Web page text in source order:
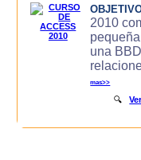
2010
una
mas>>
🔍